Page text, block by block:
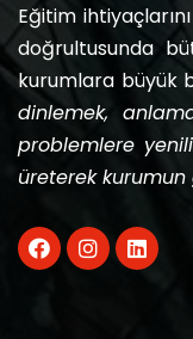
Eğitim
doğrultusunda
kurumlara büyük
dinlemek,
problemlere
üreterek